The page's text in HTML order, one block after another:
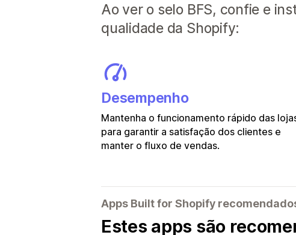
Ao ver o selo BFS, confie e
qualidade da Shopify:
Desempenho
Mantenha o funcionamento rápido das
para garantir a satisfação dos clientes e
manter o fluxo de vendas.
Apps Built for Shopify
Estes apps são